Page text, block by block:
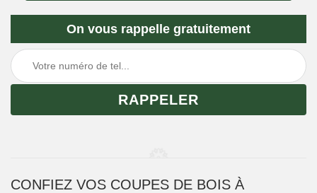
On vous rappelle gratuitement
CONFIEZ VOS COUPES DE BOIS À